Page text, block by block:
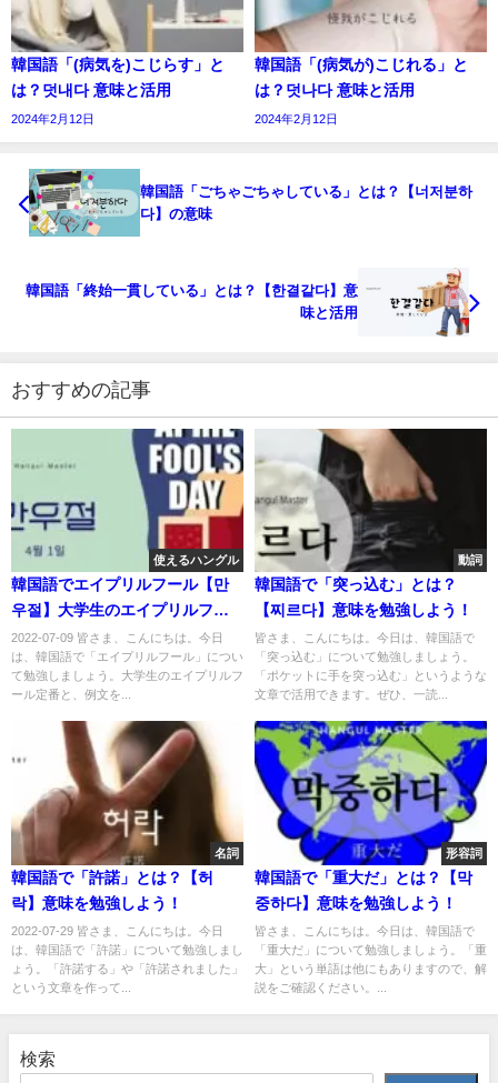
韓国語「(病気を)こじらす」と
は？덧내다 意味と活用
2024年2月12日
韓国語「(病気が)こじれる」と
は？덧나다 意味と活用
2024年2月12日
韓国語「ごちゃごちゃしている」とは？【너저분하
다】の意味
韓国語「終始一貫している」とは？【한결같다】意
味と活用
おすすめの記事
使えるハングル
韓国語でエイプリルフール【만
우절】大学生のエイプリルフー
ル定番とは？
2022-07-09 皆さま、こんにちは。今日
は、韓国語で「エイプリルフール」につい
て勉強しましょう。大学生のエイプリルフ
ール定番と、例文を...
動詞
韓国語で「突っ込む」とは？
【찌르다】意味を勉強しよう！
皆さま、こんにちは。今日は、韓国語で
「突っ込む」について勉強しましょう。
「ポケットに手を突っ込む」というような
文章で活用できます。ぜひ、一読...
名詞
韓国語で「許諾」とは？【허
락】意味を勉強しよう！
2022-07-29 皆さま、こんにちは。今日
は、韓国語で「許諾」について勉強しまし
ょう。「許諾する」や「許諾されました」
という文章を作って...
形容詞
韓国語で「重大だ」とは？【막
중하다】意味を勉強しよう！
皆さま、こんにちは。今日は、韓国語で
「重大だ」について勉強しましょう。「重
大」という単語は他にもありますので、解
説をご確認ください。...
検索